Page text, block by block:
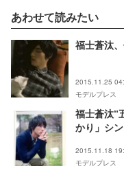
あわせて読みたい
福士蒼汰
2015.11.25
モデルプレス
福士蒼汰“
かり」シ
2015.11.18
モデルプレス